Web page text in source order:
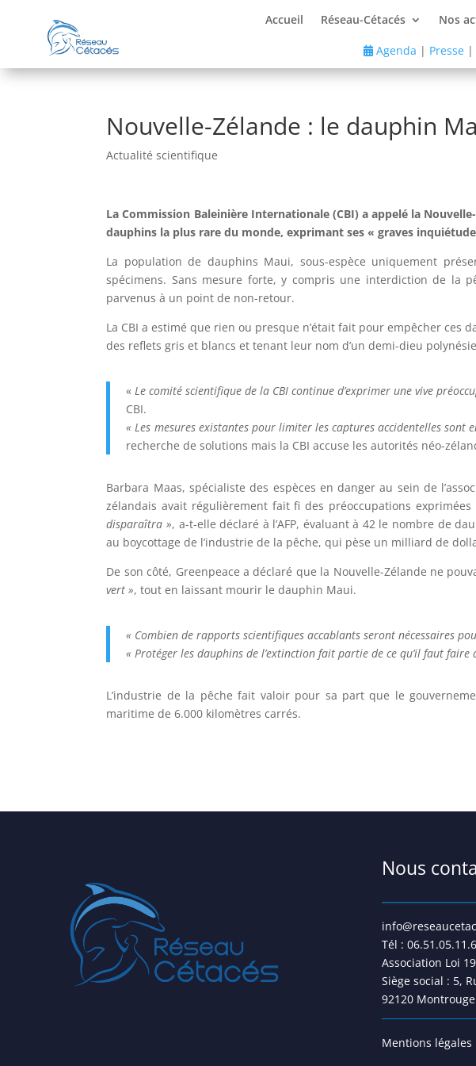
Accueil Réseau-Cétacés Nos
Agenda | Presse|
Nouvelle-Zélande : le dauphin
Actualité scientifique
La Commission Baleinière Internationale (CBI) a appelé la
dauphins la plus rare du monde, exprimant ses « graves
La population de dauphins Maui, sous-espèce uniquement
spécimens. Sans mesure forte, y compris une interdiction de la
parvenus à un point de non-retour.
La CBI a estimé que rien ou presque n’était fait pour empêcher ces
des reflets gris et blancs et tenant leur nom d’un demi-dieu
«Le comité scientifique de la CBI continue d’exprimer une vive
CBI.
« Les mesures existantes pour limiter les captures accidentelles sont
recherche de solutions mais la CBI accuse les autorités néo-
Barbara Maas, spécialiste des espèces en danger au sein de
zélandais avait régulièrement fait fi des préoccupations
disparaîtra », a-t-elle déclaré à l’AFP, évaluant à 42 le nombre de
au boycottage de l’industrie de la pêche, qui pèse un milliard de
De son côté, Greenpeace a déclaré que la Nouvelle-Zélande ne
vert », tout en laissant mourir le dauphin Maui.
« Combien de rapports scientifiques accablants seront nécessaires
« Protéger les dauphins de l’extinction fait partie de ce qu’il faut faire
L’industrie de la pêche fait valoir pour sa part que le
maritime de 6.000 kilomètres carrés.
Nous
Tél :
Association Loi
Siège social : 5,
92120 Montrouge
Mentions légales